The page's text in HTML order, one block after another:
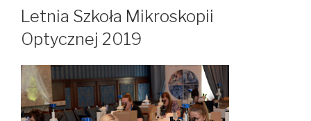
WLetnia Szkoła Mikroskopii
Optycznej 2019